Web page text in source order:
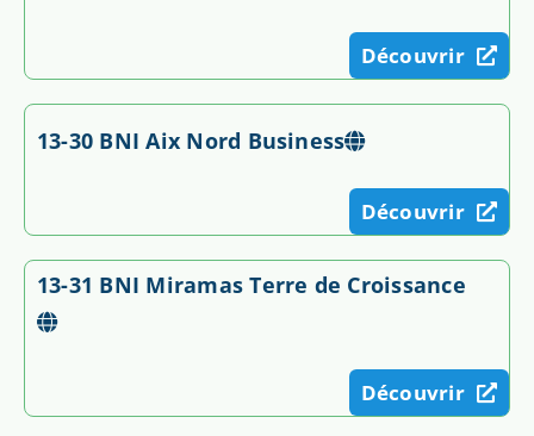
Découvrir
13-30 BNI Aix Nord Business
Découvrir
13-31 BNI Miramas Terre de Croissance
Découvrir